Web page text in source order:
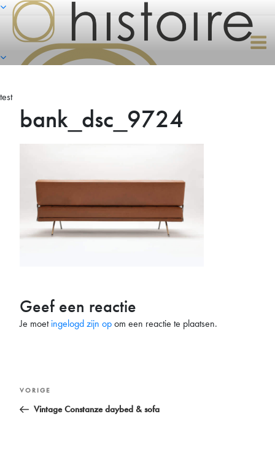
Naar
inhoud
springen
test
bank_dsc_9724
Geef een reactie
Je moetingelogd zijn opom een reactie te plaatsen.
Bericht
navigatie
Vorig
bericht
VORIGE
Vintage Constanze daybed & sofa